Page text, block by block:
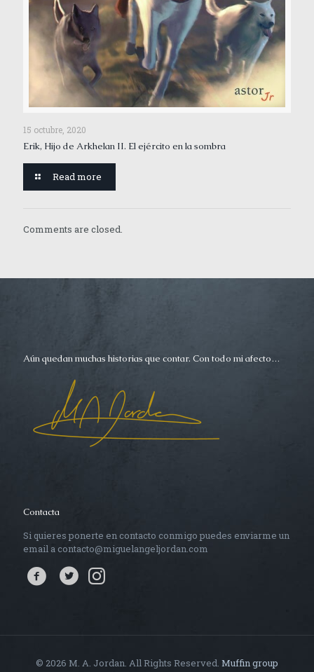
15 octubre, 2020
Erik, Hijo de Arkhelan II. El ejército en la sombra
Read more
Comments are closed.
Aún quedan muchas historias que contar. Con todo mi afecto…
Contacta
Si quieres ponerte en contacto conmigo puedes enviarme un
email a contacto@miguelangeljordan.com
© 2026 M. A. Jordan. All Rights Reserved. Muffin group